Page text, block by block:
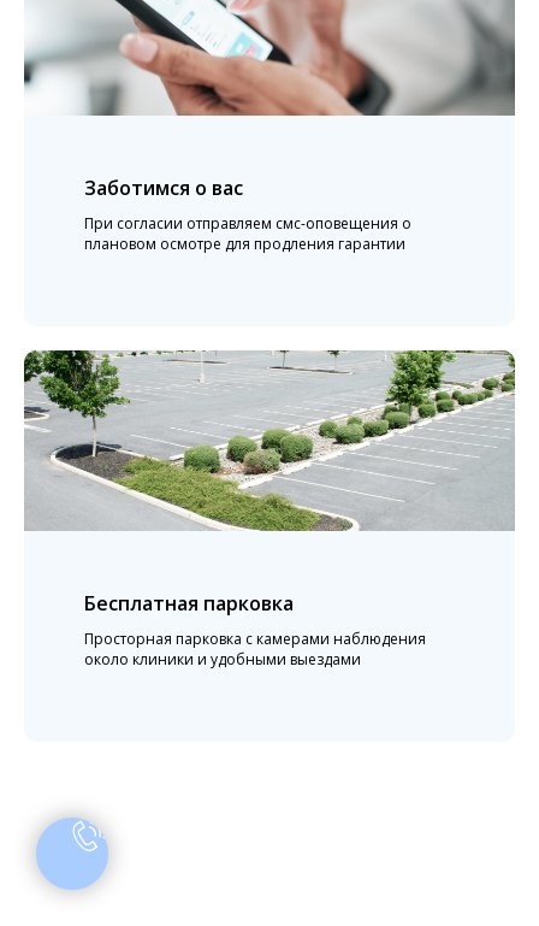
Заботимся о вас
При согласии отправляем смс-оповещения о
плановом осмотре для продления гарантии
Бесплатная парковка
Просторная парковка с камерами наблюдения
около клиники и удобными выездами
консультацию